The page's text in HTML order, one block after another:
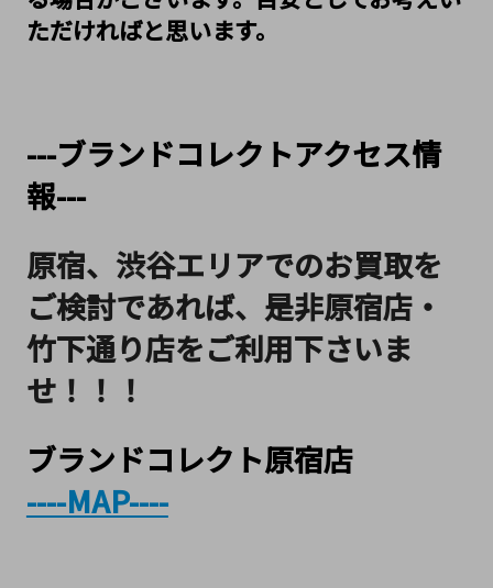
ただければと思います。
---ブランドコレクトアクセス情
報---
原宿、渋谷エリアでのお買取を
ご検討であれば、是非原宿店・
竹下通り店をご利用下さいま
せ！！！
ブランドコレクト原宿店
----MAP----